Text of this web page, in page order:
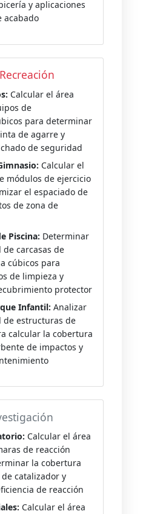
y aplicaciones
acabado
Calcular el área
de
para determinar
de agarre y
de seguridad
Calcular el
módulos de ejercicio
el espaciado de
de zona de
Piscina: Determinar
carcasas de
cúbicos para
de limpieza y
protector
Infantil: Analizar
de estructuras de
calcular la cobertura
de impactos y
Calcular el área
de reacción
la cobertura
catalizador y
de reacción
Calcular el área